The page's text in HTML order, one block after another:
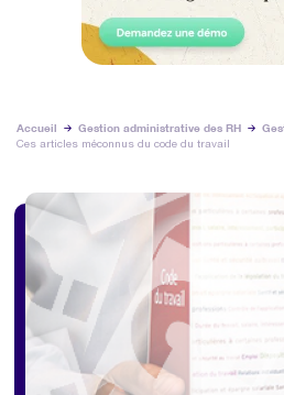
Accueil Gestion administrative des RH
Ces articles méconnus du code du travail